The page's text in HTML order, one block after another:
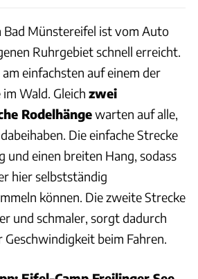
Bad Münstereifel ist vom Auto
Ruhrgebiet schnell erreicht.
einfachsten auf einem der
Wald. Gleich zwei
Rodelhängewarten auf alle,
Die einfache Strecke
und einen breiten Hang, sodass
hier selbstständig
können. Die zweite Strecke
und schmaler, sorgt dadurch
beim Fahren.